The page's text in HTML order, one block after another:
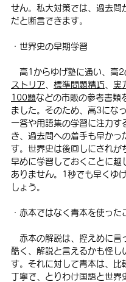
せん。私大対策では、過去問
だと断言できます。
・世界史の早期学習
高1からゆげ塾に通い、高2
ストリア
標準問題精巧
実
100題などの市販の参考書類
ました。そのため、高3にな
一答や用語集の学習に注力す
き、過去問への着手も早かっ
す。世界史は後回しにされが
早めに学習しておくことに越
ありません。1秒でも早くゆ
しょう。
・赤本ではなく青本を使った
赤本の解説は、控えめに言
酷く、解説と言えるかも怪し
す。それに対して青本は、比
丁寧で、とりわけ国語と世界